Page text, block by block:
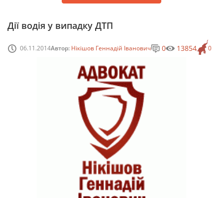
Дії водія у випадку ДТП
06.11.2014Автор: Нікішов Геннадій Іванович 0
0 13854